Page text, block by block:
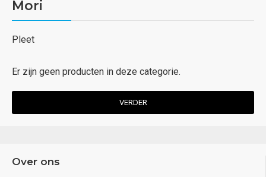
Mori
Pleet
Er zijn geen producten in deze categorie.
VERDER
Over ons